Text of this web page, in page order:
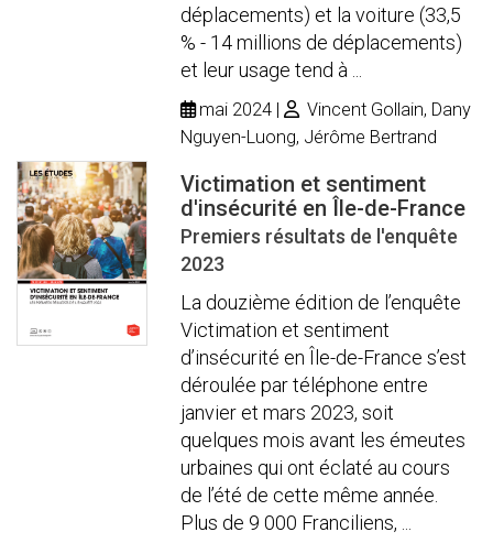
déplacements) et la voiture (33,5
% - 14 millions de déplacements)
et leur usage tend à ...
mai 2024
Vincent Gollain, Dany
Nguyen-Luong, Jérôme Bertrand
Victimation et sentiment
d'insécurité en Île-de-France
Premiers résultats de l'enquête
2023
La douzième édition de l’enquête
Victimation et sentiment
d’insécurité en Île-de-France s’est
déroulée par téléphone entre
janvier et mars 2023, soit
quelques mois avant les émeutes
urbaines qui ont éclaté au cours
de l’été de cette même année.
Plus de 9 000 Franciliens, ...